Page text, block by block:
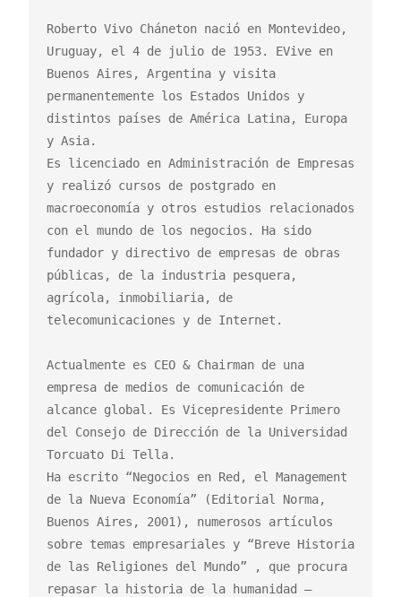
Roberto Vivo Cháneton nació en Montevideo,
Uruguay, el 4 de julio de 1953. EVive en
Buenos Aires, Argentina y visita
permanentemente los Estados Unidos y
distintos países de América Latina, Europa
y Asia.
Es licenciado en Administración de Empresas
y realizó cursos de postgrado en
macroeconomía y otros estudios relacionados
con el mundo de los negocios. Ha sido
fundador y directivo de empresas de obras
públicas, de la industria pesquera,
agrícola, inmobiliaria, de
telecomunicaciones y de Internet.
Actualmente es CEO & Chairman de una
empresa de medios de comunicación de
alcance global. Es Vicepresidente Primero
del Consejo de Dirección de la Universidad
Torcuato Di Tella.
Ha escrito “Negocios en Red, el Management
de la Nueva Economía” (Editorial Norma,
Buenos Aires, 2001), numerosos artículos
sobre temas empresariales y “Breve Historia
de las Religiones del Mundo” , que procura
repasar la historia de la humanidad –